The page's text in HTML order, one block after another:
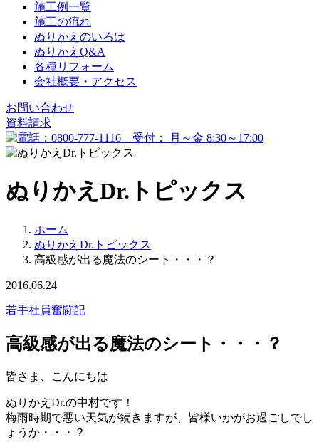
施工例一覧
施工の流れ
ぬりかえのいろは
ぬりかえQ&A
各種リフォーム
会社概要・アクセス
お問い合わせ
資料請求
ぬりかえDr.トピックス
ホーム
ぬりかえDr.トピックス
高級感が出る魔法のシート・・・？
2016.06.24
若手社員奮闘記
高級感が出る魔法のシート・・・？
皆さま、こんにちは
ぬりかえDr.の中村です！
梅雨時期で悪い天気が続きますが、皆様いかがお過ごしでし
ょうか・・・？